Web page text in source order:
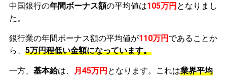
中国銀行の年間ボーナス額の平均値は105万円 となりまし
た。
銀行業の年間ボーナス額の平均値が110万円 であることか
ら、 5万円程低い金額になっています。
一方、 基本給は、 月45万円 となります。これは業界平均